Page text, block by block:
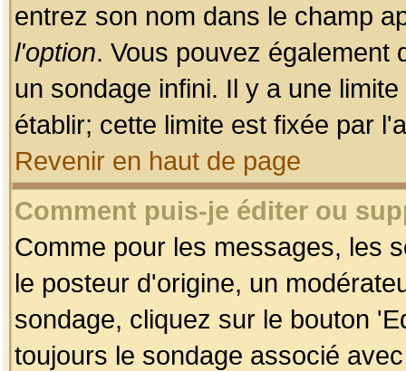
entrez son nom dans le champ
l'option. Vous pouvez également
un sondage infini. Il y a une
établir; cette limite est fixée par
Revenir en haut de page
Comment puis-je éditer ou
Comme pour les messages, les
le posteur d'origine, un
sondage, cliquez sur le bouton
toujours le sondage associé